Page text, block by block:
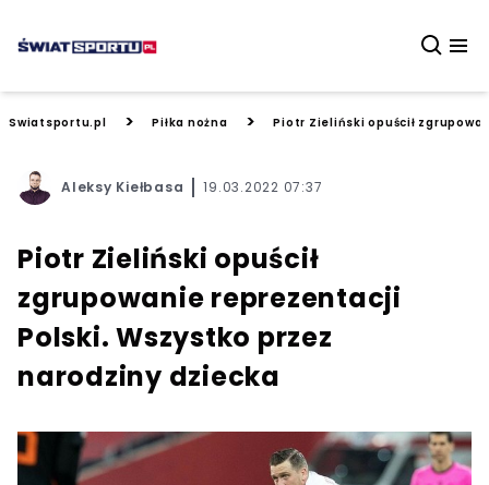
Swiatsportu.pl > Piłka nożna > Piotr Zieliński opuścił
Aleksy Kiełbasa 19.03.2022 07:37
Piotr Zieliński opuścił
zgrupowanie reprezentacji
Polski. Wszystko przez
narodziny dziecka